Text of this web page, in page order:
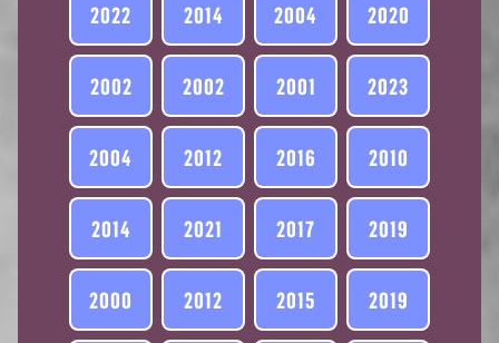
2022 2014 2004 2020
2002 2002 2001 2023
2004 2012 2016 2010
2014 2021 2017 2019
2000 2012 2015 2019